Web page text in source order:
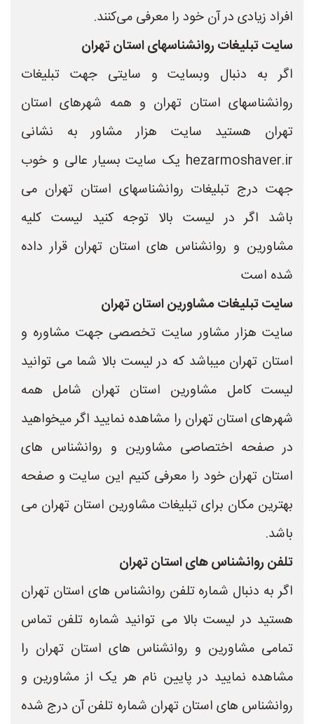
افراد زیادی در آن خود را معرفی می‌کنند.
سایت تبلیغات روانشناسهای استان تهران
اگر به دنبال وبسایت و سایتی جهت تبلیغات
روانشناسهای استان تهران و همه شهرهای استان
تهران هستید سایت هزار مشاور به نشانی
hezarmoshaver.ir یک سایت بسیار عالی و خوب
جهت درج تبلیغات روانشناسهای استان تهران می
باشد اگر در لیست بالا توجه کنید لیست کلیه
مشاورین و روانشناس های استان تهران قرار داده
شده است ‌
سایت تبلیغات مشاورین استان تهران
سایت هزار مشاور سایت تخصصی جهت مشاوره و
استان تهران میباشد که در لیست بالا شما می توانید
لیست کامل مشاورین استان تهران شامل همه
شهرهای استان تهران را مشاهده نمایید اگر میخواهید
در صفحه اختصاصی مشاورین و روانشناس های
استان تهران خود را معرفی کنیم این سایت و صفحه
بهترین مکان برای تبلیغات مشاورین استان تهران می
باشد.
تلفن روانشناس های استان تهران
اگر به دنبال شماره تلفن روانشناس های استان تهران
هستید در لیست بالا می توانید شماره تلفن تماس
تمامی مشاورین و روانشناس های استان تهران را
مشاهده نمایید در پایین نام هر یک از مشاورین و
روانشناس های استان تهران شماره تلفن آن درج شده